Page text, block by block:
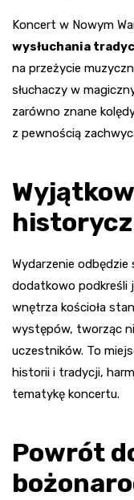
Koncert w Nowym
wysłuchania
na przeżycie
słuchaczy w
zarówno znane
z pewnością
Wydarzenie odbędzie
dodatkowo podkreśli
wnętrza kościoła
występów, tworząc
uczestników. To
historii i tradycji,
tematykę koncertu.
Powrót